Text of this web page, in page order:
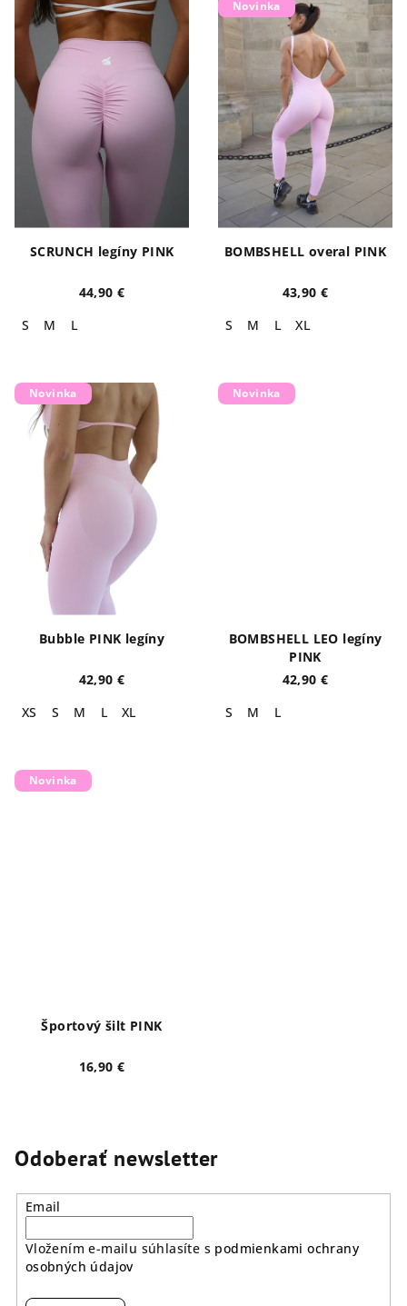
SCRUNCH legíny PINK
44,90 €
S
M L
Novinka
BOMBSHELL overal PINK
43,90 €
S
M L XL
Novinka
Bubble PINK legíny
42,90 €
XS
S M L XL
Novinka
BOMBSHELL LEO legíny
PINK
42,90 €
S
M L
Novinka
Športový šilt PINK
16,90 €
Odoberať newsletter
Email
Vložením e-mailu súhlasíte s podmienkami ochrany
osobných údajov